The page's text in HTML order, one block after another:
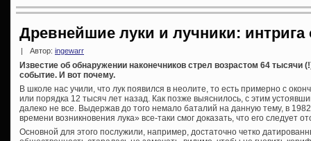
Древнейшие луки и лучники: интрига
| Автор: ingewarr
Известие об обнаружении наконечников стрел возрастом 64
событие. И вот почему.
В школе нас учили, что лук появился в неолите, то есть примерно с
или порядка 12 тысяч лет назад. Как позже выяснилось, с этим
далеко не все. Выдержав до того немало баталий на данную тему, в
времени возникновения лука» все-таки смог доказать, что его следует
Основной для этого послужили, например, достаточно четко